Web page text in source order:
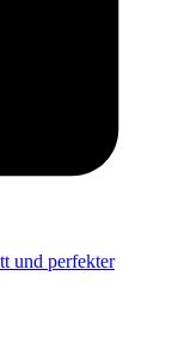
und perfekter